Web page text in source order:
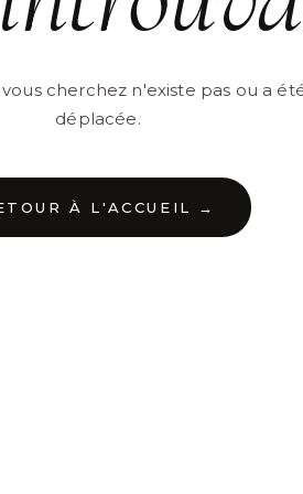
cherchez n'existe pas ou a
déplacée.
À L'ACCUEIL →